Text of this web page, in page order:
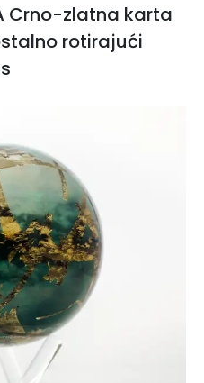
Crno-zlatna karta
rotirajući